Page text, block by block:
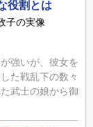
役割とは
子の実像
強いが、彼女を
た戦乱下の数々
武士の娘から御